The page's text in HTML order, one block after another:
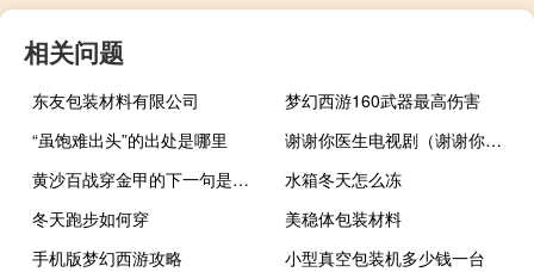
相关问题
东友包装材料有限公司
梦幻西游160武器最高伤害
“虽饱难出头”的出处是哪里
谢谢你医生电视剧（谢谢你医生）
黄沙百战穿金甲的下一句是什么
水箱冬天怎么冻
冬天跑步如何穿
美稳体包装材料
手机版梦幻西游攻略
小型真空包装机多少钱一台